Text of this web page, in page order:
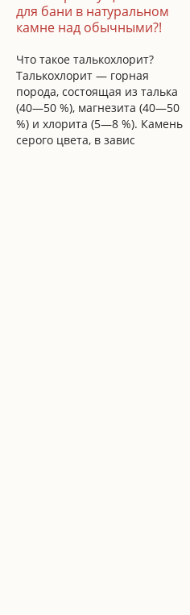
для бани в натуральном
камне над обычными?!
Что такое талькохлорит?
Талькохлорит — горная
порода, состоящая из талька
(40—50 %), магнезита (40—50
%) и хлорита (5—8 %). Камень
серого цвета, в завис